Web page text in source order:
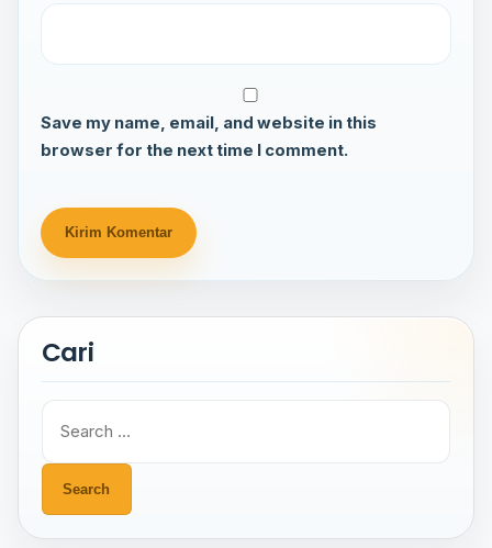
Save my name, email, and website in this
browser for the next time I comment.
Cari
for: